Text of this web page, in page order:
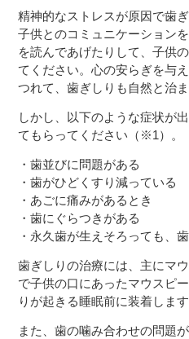
精神的なストレスが原因で歯
子供とのコミュニケーション
を読んであげたりして、子供
てください。心の安らぎを与
つれて、歯ぎしりも自然と治
しかし、以下のような症状が
てもらってください（※1）。
・歯並びに問題がある
・歯がひどくすり減っている
・あごに痛みがあるとき
・歯にぐらつきがある
・永久歯が生えそろっても、
歯ぎしりの治療には、主にマ
で子供の口にあったマウスピ
りが起きる睡眠前に装着します
また、歯の噛み合わせの問題